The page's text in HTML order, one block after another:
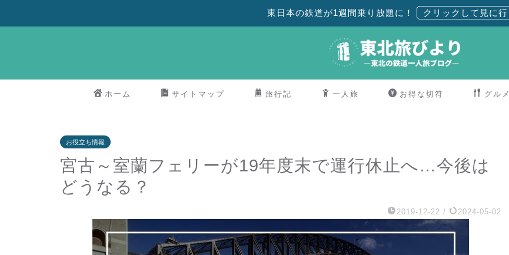
東日本の鉄道が1週間乗り放題に！
ホーム サイトマップ 旅行記 一人旅 お得な切符 グルメ
お役立ち情報
宮古～室蘭フェリーが19年度末で運行休止へ…今後は
どうなる？
2019-12-22 / 2024-05-02